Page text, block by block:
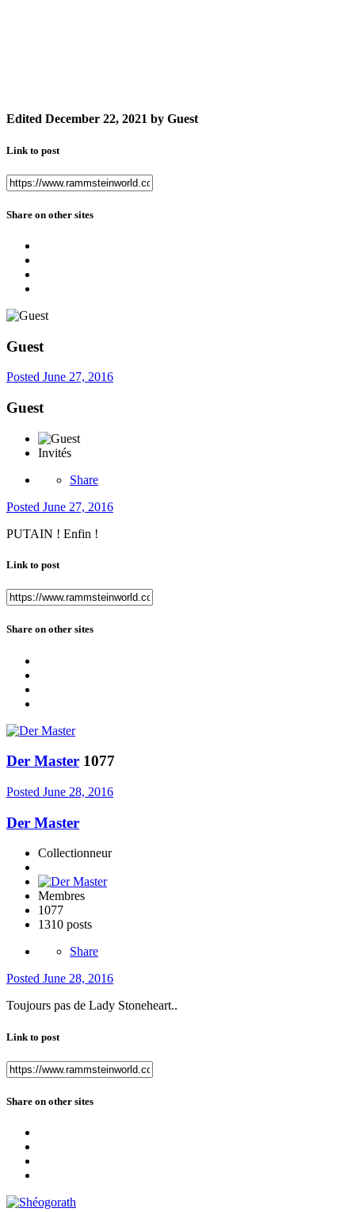
Edited December 22, 2021 by Guest
Link to post
Share on other sites
Guest
Posted June 27, 2016
Guest
Invités
Share
Posted June 27, 2016
PUTAIN ! Enfin !
Link to post
Share on other sites
Der Master 1077
Posted June 28, 2016
Der Master
Collectionneur
Membres
1077
1310 posts
Share
Posted June 28, 2016
Toujours pas de Lady Stoneheart..
Link to post
Share on other sites